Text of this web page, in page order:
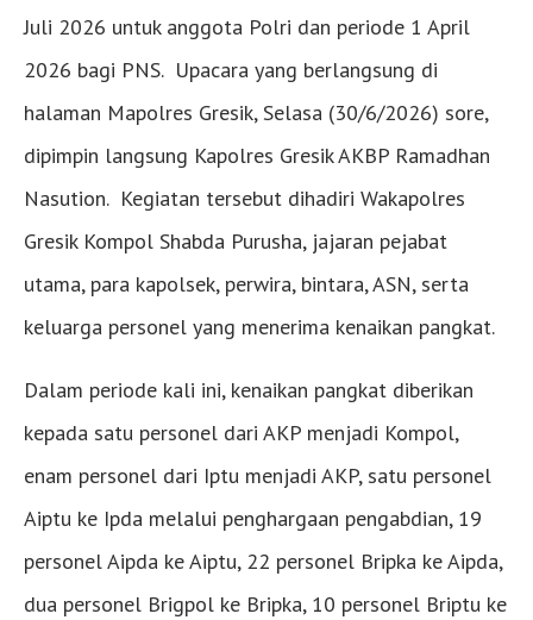
Juli 2026 untuk anggota Polri dan periode 1 April
2026 bagi PNS. Upacara yang berlangsung di
halaman Mapolres Gresik, Selasa (30/6/2026) sore,
dipimpin langsung Kapolres Gresik AKBP Ramadhan
Nasution. Kegiatan tersebut dihadiri Wakapolres
Gresik Kompol Shabda Purusha, jajaran pejabat
utama, para kapolsek, perwira, bintara, ASN, serta
keluarga personel yang menerima kenaikan pangkat.
Dalam periode kali ini, kenaikan pangkat diberikan
kepada satu personel dari AKP menjadi Kompol,
enam personel dari Iptu menjadi AKP, satu personel
Aiptu ke Ipda melalui penghargaan pengabdian, 19
personel Aipda ke Aiptu, 22 personel Bripka ke Aipda,
dua personel Brigpol ke Bripka, 10 personel Briptu ke